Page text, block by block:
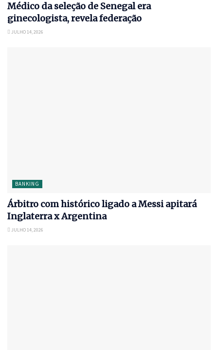
Médico da seleção de Senegal era
ginecologista, revela federação
JULHO 14, 2026
BANKING
Árbitro com histórico ligado a Messi apitará
Inglaterra x Argentina
JULHO 14, 2026